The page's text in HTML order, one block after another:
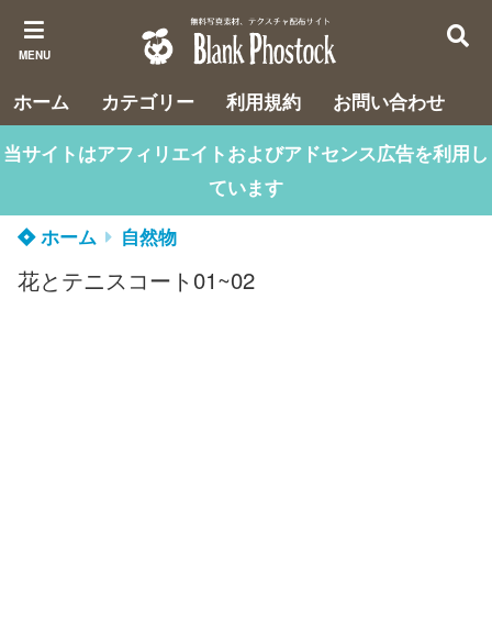
MENU
ホーム カテゴリー 利用規約
お問い合わせ
当サイトはアフィリエイトおよびアドセンス広告を利用し
ています
ホーム
自然物
花とテニスコート01~02